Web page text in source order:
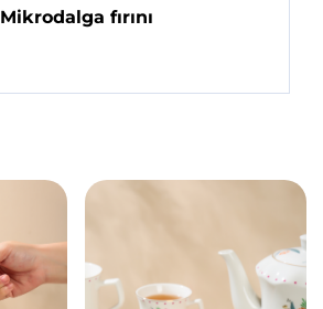
Mikrodalga fırını